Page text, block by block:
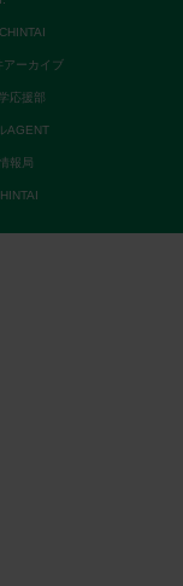
アーカイブ
応援部
AGENT
報局